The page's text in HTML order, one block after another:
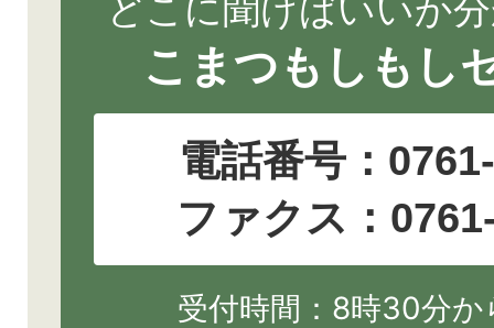
どこに聞けばいいか
こまつもしもし
電話番号：
ファクス：
受付時間：8時30分